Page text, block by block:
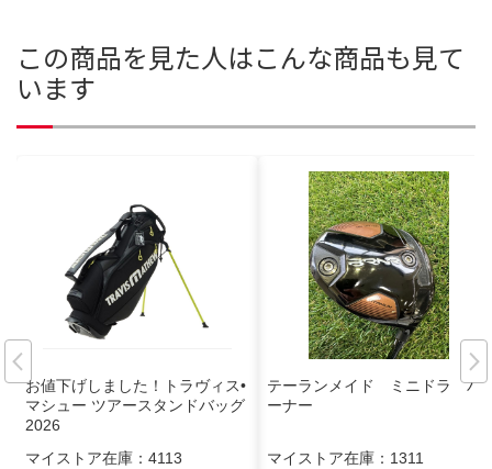
この商品を見た人はこんな商品も見て
います
お値下げしました！トラヴィス•
マシュー ツアースタンドバッグ
2026
マイストア在庫： 4113
テーランメイド ミニドラ バ
ーナー
マイストア在庫： 1311